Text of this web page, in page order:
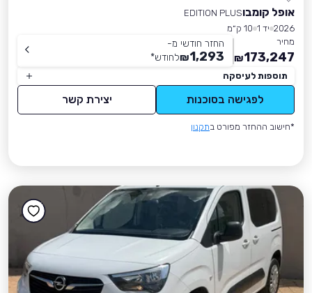
אופל קומבוEDITION PLUS
2026 יד 1
10 ק״מ
מחיר
173,247
₪
החזר חודשי מ-
1,293
₪לחודש*
תוספות לעיסקה
לפגישה בסוכנות יצירת קשר
*חישוב ההחזר מפורט בתקנון